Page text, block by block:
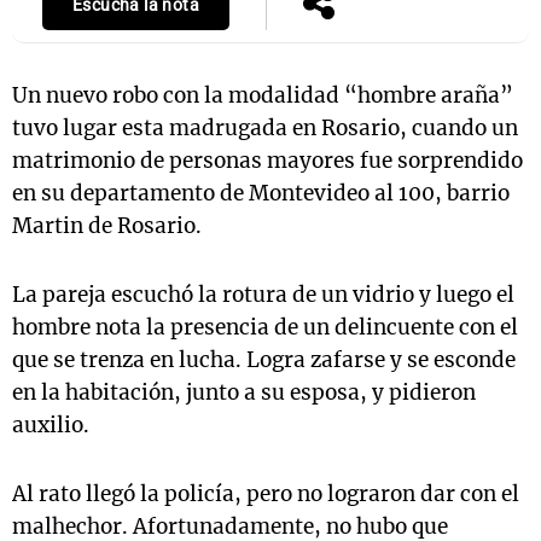
Escuchá la nota
Un nuevo robo con la modalidad “hombre araña”
tuvo lugar esta madrugada en Rosario, cuando un
matrimonio de personas mayores fue sorprendido
en su departamento de Montevideo al 100, barrio
Martin de Rosario.
La pareja escuchó la rotura de un vidrio y luego el
hombre nota la presencia de un delincuente con el
que se trenza en lucha. Logra zafarse y se esconde
en la habitación, junto a su esposa, y pidieron
auxilio.
Al rato llegó la policía, pero no lograron dar con el
malhechor. Afortunadamente, no hubo que